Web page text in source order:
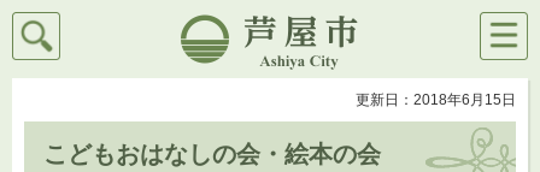
芦屋市
検索
メニ
ュー
更新日：2018年6月15日
こどもおはなしの会・絵本の会